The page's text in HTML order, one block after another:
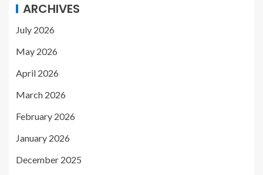
ARCHIVES
July 2026
May 2026
April 2026
March 2026
February 2026
January 2026
December 2025